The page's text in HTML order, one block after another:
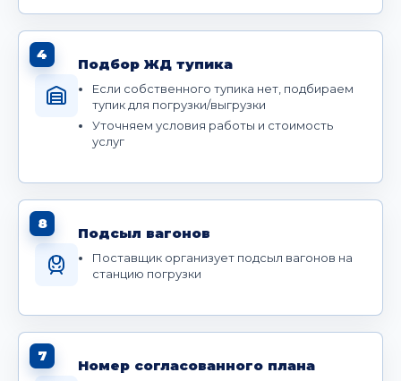
4
Подбор ЖД тупика
Если собственного тупика нет, подбираем
тупик для погрузки/выгрузки
Уточняем условия работы и стоимость
услуг
8
Подсыл вагонов
Поставщик организует подсыл вагонов на
станцию погрузки
7
Номер согласованного плана